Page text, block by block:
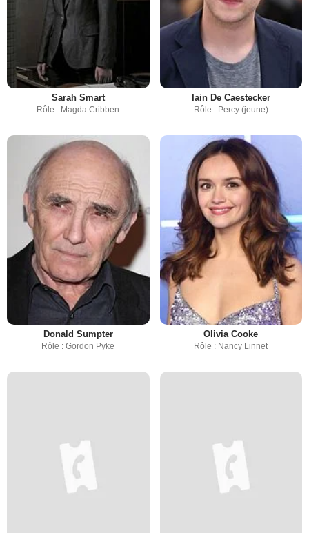
Sarah Smart
Rôle : Magda Cribben
Iain De Caestecker
Rôle : Percy (jeune)
Donald Sumpter
Rôle : Gordon Pyke
Olivia Cooke
Rôle : Nancy Linnet